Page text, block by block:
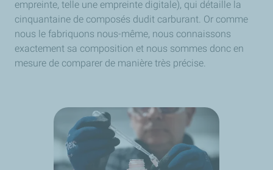
empreinte, telle une empreinte digitale), qui détaille la
cinquantaine de composés dudit carburant. Or comme
nous le fabriquons nous-même, nous connaissons
exactement sa composition et nous sommes donc en
mesure de comparer de manière très précise.